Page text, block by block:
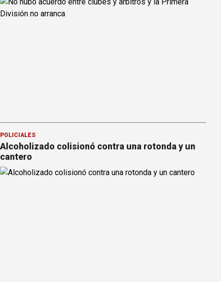
POLICIALES
Alcoholizado colisionó contra una rotonda y un
cantero